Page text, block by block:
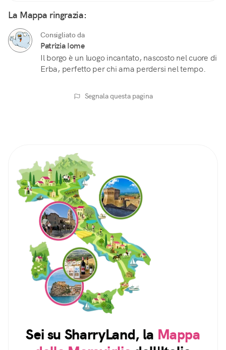
La Mappa ringrazia:
Consigliato da
Patrizia Iome
Il borgo è un luogo incantato, nascosto nel cuore di
Erba, perfetto per chi ama perdersi nel tempo.
Segnala questa pagina
Sei su SharryLand, la Mappa